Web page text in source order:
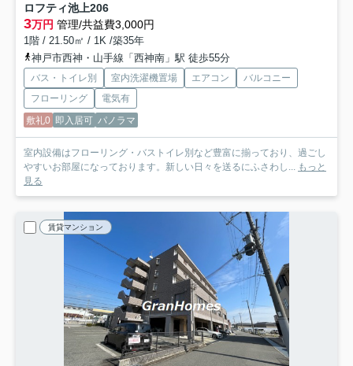
ロフティ池上206
3万円 管理/共益費3,000円
1階 / 21.50㎡ / 1K /築35年
神戸市西神・山手線「西神南」駅 徒歩55分
バス・トイレ別 室内洗濯機置場 エアコン
バルコニー
フローリング
電気有
敷礼0 即入居可 パノラマ
室内設備はフローリング・バストイレ別など豊富に揃っており、過ごし
やすいお部屋になっております。新しい日々を送るにふさわし... もっと
見る
賃貸マンション